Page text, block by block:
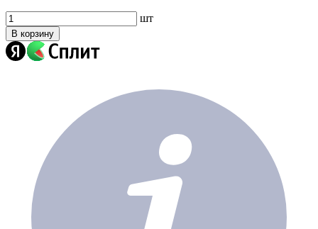
шт
В корзину